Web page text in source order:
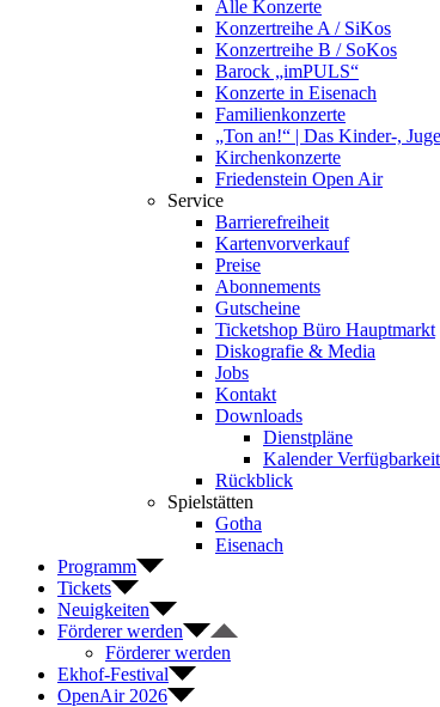
Alle Konzerte
Konzertreihe A / SiKos
Konzertreihe B / SoKos
Barock „imPULS“
Konzerte in Eisenach
Familienkonzerte
„Ton an!“ | Das Kinder-,
Kirchenkonzerte
Friedenstein Open Air
Service
Barrierefreiheit
Kartenvorverkauf
Preise
Abonnements
Gutscheine
Ticketshop Büro Hauptmarkt
Diskografie & Media
Jobs
Kontakt
Downloads
Dienstpläne
Kalender
Rückblick
Spielstätten
Gotha
Eisenach
Programm
Tickets
Neuigkeiten
Förderer werden
Förderer werden
Ekhof-Festival
OpenAir 2026